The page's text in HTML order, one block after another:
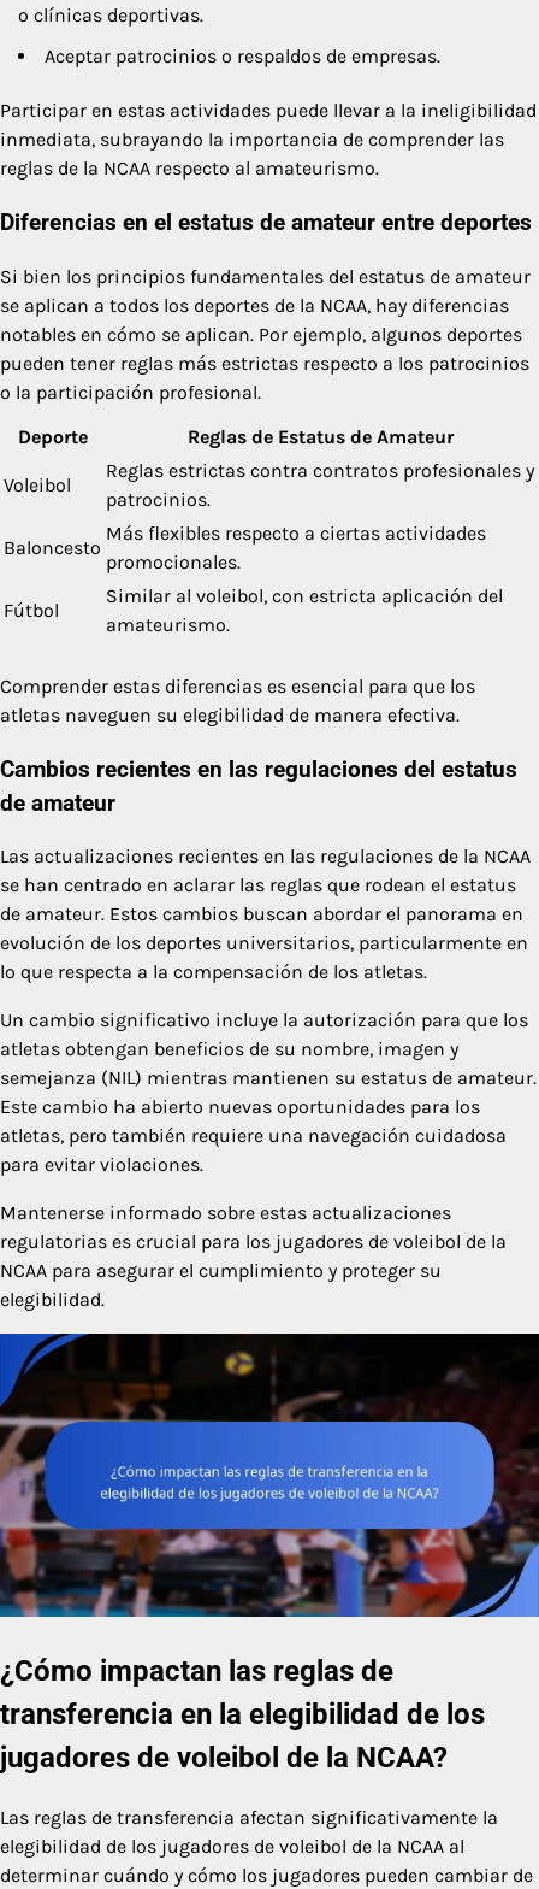
o clínicas deportivas.
Aceptar patrocinios o respaldos de empresas.
Participar en estas actividades puede llevar a la ineligibilidad
inmediata, subrayando la importancia de comprender las
reglas de la NCAA respecto al amateurismo.
Diferencias en el estatus de amateur entre deportes
Si bien los principios fundamentales del estatus de amateur
se aplican a todos los deportes de la NCAA, hay diferencias
notables en cómo se aplican. Por ejemplo, algunos deportes
pueden tener reglas más estrictas respecto a los patrocinios
o la participación profesional.
Deporte
Reglas de Estatus de Amateur
Voleibol
Reglas estrictas contra contratos profesionales y
patrocinios.
Baloncesto
Más flexibles respecto a ciertas actividades
promocionales.
Fútbol
Similar al voleibol, con estricta aplicación del
amateurismo.
Comprender estas diferencias es esencial para que los
atletas naveguen su elegibilidad de manera efectiva.
Cambios recientes en las regulaciones del estatus
de amateur
Las actualizaciones recientes en las regulaciones de la NCAA
se han centrado en aclarar las reglas que rodean el estatus
de amateur. Estos cambios buscan abordar el panorama en
evolución de los deportes universitarios, particularmente en
lo que respecta a la compensación de los atletas.
Un cambio significativo incluye la autorización para que los
atletas obtengan beneficios de su nombre, imagen y
semejanza (NIL) mientras mantienen su estatus de amateur.
Este cambio ha abierto nuevas oportunidades para los
atletas, pero también requiere una navegación cuidadosa
para evitar violaciones.
Mantenerse informado sobre estas actualizaciones
regulatorias es crucial para los jugadores de voleibol de la
NCAA para asegurar el cumplimiento y proteger su
elegibilidad.
¿Cómo impactan las reglas de
transferencia en la elegibilidad de los
jugadores de voleibol de la NCAA?
Las reglas de transferencia afectan significativamente la
elegibilidad de los jugadores de voleibol de la NCAA al
determinar cuándo y cómo los jugadores pueden cambiar de